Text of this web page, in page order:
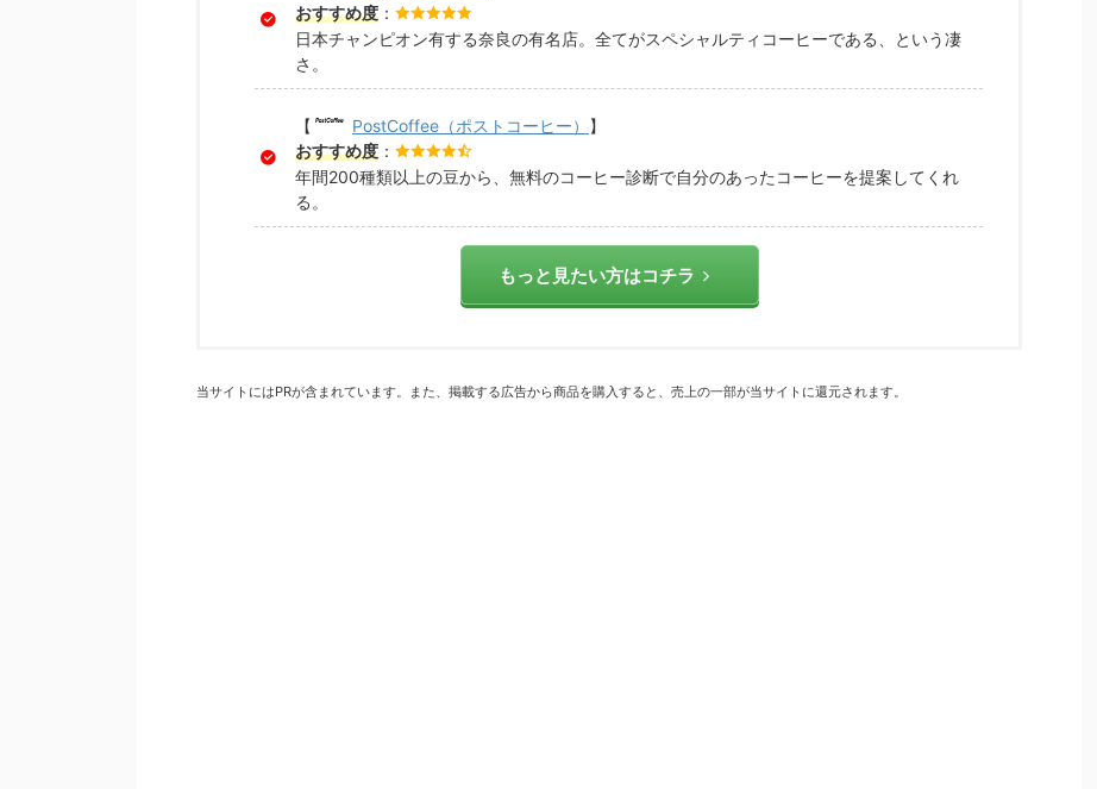
おすすめ度 ：
日本チャンピオン有する奈良の有名店。全てがスペシャルティコーヒーである、という凄
さ。
【 PostCoffee（ポストコーヒー）
】
おすすめ度 ：
年間200種類以上の豆から、無料のコーヒー診断で自分のあったコーヒーを提案してくれ
る。
もっと見たい方はコチラ
当サイトにはPRが含まれています。また、掲載する広告から商品を購入すると、売上の一部が当サイトに還元されます。